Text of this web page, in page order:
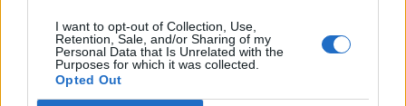
I want to opt-out of Collection, Use,
Retention, Sale, and/or Sharing of my
Personal Data that Is Unrelated with the
Purposes for which it was collected.
Opted Out